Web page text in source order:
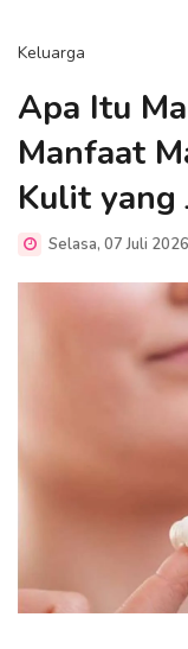
Keluarga
Apa Itu
Manfaat
Kulit yang
Selasa, 07 Juli